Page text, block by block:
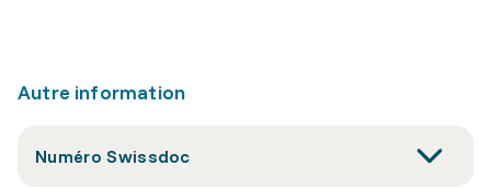
Autre information
Numéro Swissdoc